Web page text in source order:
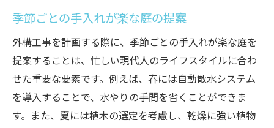
季節ごとの手入れが楽な庭の提案
外構工事を計画する際に、季節ごとの手入れが楽な庭を
提案することは、忙しい現代人のライフスタイルに合わ
せた重要な要素です。例えば、春には自動散水システム
を導入することで、水やりの手間を省くことができま
す。また、夏には植木の選定を考慮し、乾燥に強い植物